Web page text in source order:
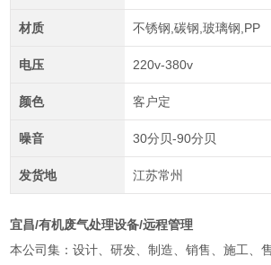
材质 不锈钢,碳钢,玻璃钢,PP
电压 220v-380v
颜色 客户定
噪音 30分贝-90分贝
发货地 江苏常州
宜昌/有机废气处理设备/远程管理
本公司集：设计、研发、制造、销售、施工、